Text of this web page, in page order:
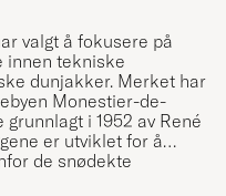
valgt å fokusere på
innen tekniske
dunjakker. Merket har
Monestier-de-
i 1952 av René
er utviklet for å
de snødekte
og